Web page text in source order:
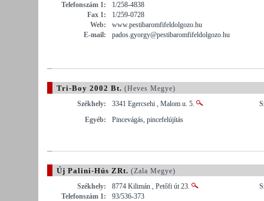
Telefonszám 1:
1/258-4838
Fax 1:
1/259-0728
Web:
www.pestibaromfifeldolgozo.hu
E-mail:
pados.gyorgy@pestibaromfifeldolgozo.hu
Tri-Boy 2002 Bt. (Heves Megye)
Székhely:
3341 Egercsehi , Malom u. 5.
Egyéb:
Pincevágás, pincefelújítás
Új Palini-Hús ZRt. (Zala Megye)
Székhely:
8774 Kilimán , Petőfi út 23.
Telefonszám 1:
93/536-373